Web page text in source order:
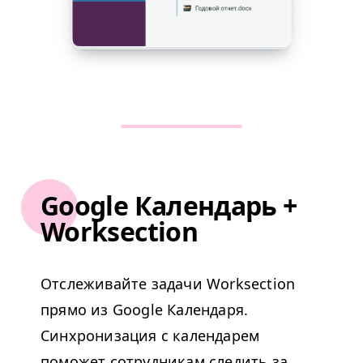
Google Календарь +
Worksection
Отслеживайте задачи Worksection
прямо из Google Календаря.
Синхронизация с календарем